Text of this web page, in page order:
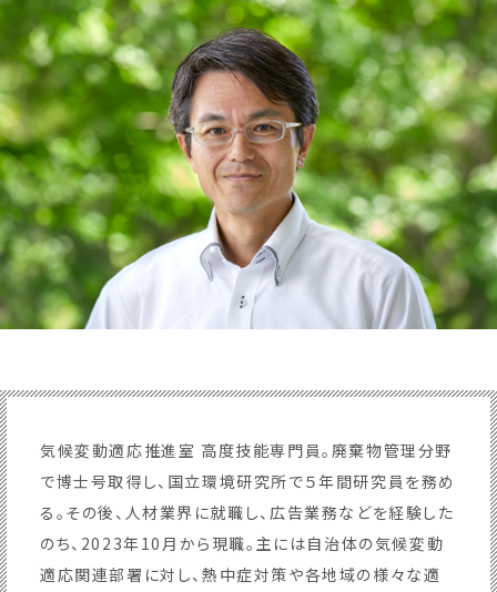
気候変動適応推進室 高度技能専門員。廃棄物管理分野
で博士号取得し、国立環境研究所で５年間研究員を務め
る。その後、人材業界に就職し、広告業務などを経験した
のち、2023年10月から現職。主には自治体の気候変動
適応関連部署に対し、熱中症対策や各地域の様々な適